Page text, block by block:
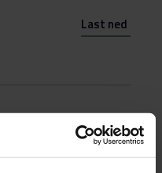
Last ned
Last ned